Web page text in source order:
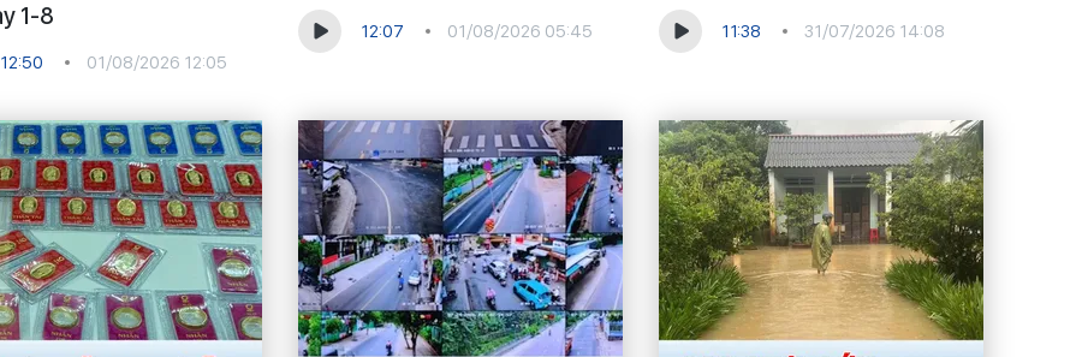
1-8
12:50 01/08/2026 12:05
12:07 01/08/2026 05:45 11:38 31/07/2026 14:08